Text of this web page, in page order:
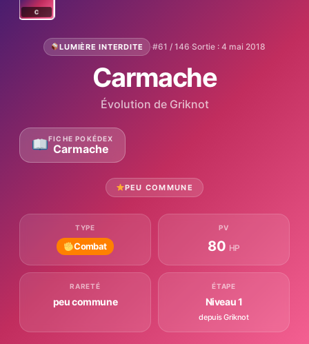
C
LUMIÈRE INTERDITE ·#61 / 146·Sortie : 4 mai 2018
Carmache
Évolution de Griknot
FICHE POKÉDEX
Carmache
PEU COMMUNE
TYPE
Combat
PV
80 HP
RARETÉ
peu commune
ÉTAPE
Niveau 1
depuis Griknot